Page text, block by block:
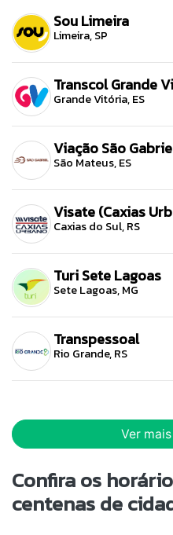
Sou Limeira
Limeira, SP
Transcol Grande
Grande Vitória, ES
Viação São
São Mateus, ES
Visate (Caxias
Caxias do Sul, RS
Turi Sete Lagoas
Sete Lagoas, MG
Transpessoal
Rio Grande, RS
Ver
Confira os
centenas de